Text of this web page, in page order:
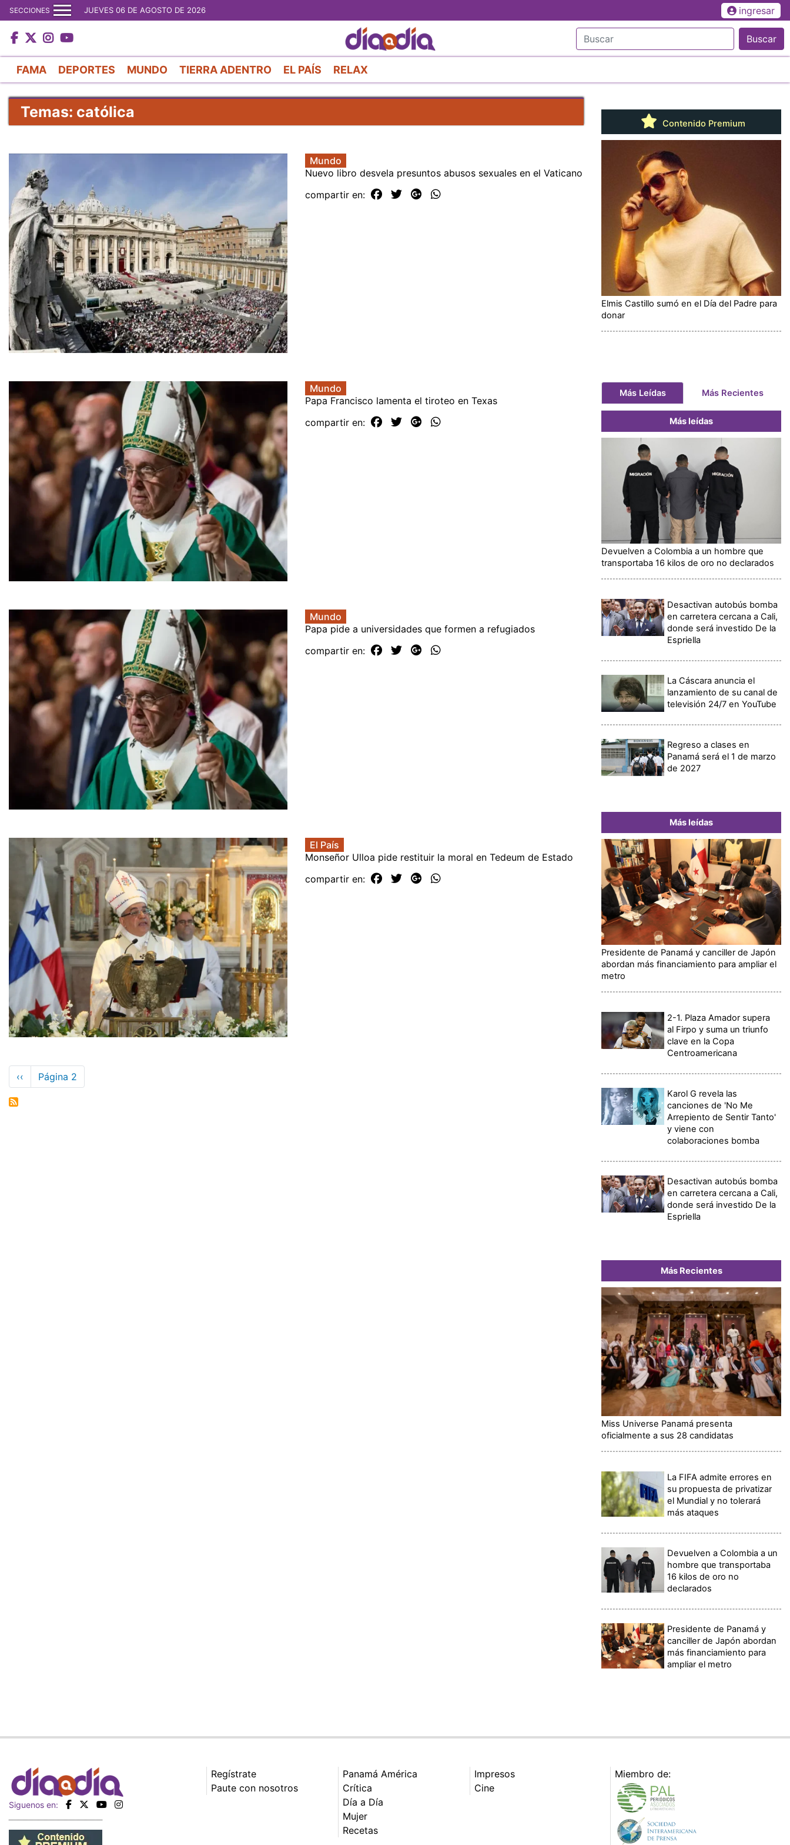
al
contenido
principal
SECCIONES JUEVES 06 DE AGOSTO DE 2026 ingresar
Buscar
FAMA DEPORTES MUNDO TIERRA ADENTRO EL PAÍS RELAX
Temas: católica
Mundo
Nuevo libro desvela presuntos abusos sexuales en el Vaticano
compartir en:
Mundo
Papa Francisco lamenta el tiroteo en Texas
compartir en:
Mundo
Papa pide a universidades que formen a refugiados
compartir en:
El País
Monseñor Ulloa pide restituir la moral en Tedeum de Estado
compartir en:
Paginación
Página
anterior
‹‹ Página 2
Contenido Premium
Elmis Castillo sumó en el Día del Padre para
donar
Más Leídas Más Recientes
Más leídas
Devuelven a Colombia a un hombre que
transportaba 16 kilos de oro no declarados
Desactivan autobús bomba
en carretera cercana a Cali,
donde será investido De la
Espriella
La Cáscara anuncia el
lanzamiento de su canal de
televisión 24/7 en YouTube
Regreso a clases en
Panamá será el 1 de marzo
de 2027
Más leídas
Presidente de Panamá y canciller de Japón
abordan más financiamiento para ampliar el
metro
2-1. Plaza Amador supera
al Firpo y suma un triunfo
clave en la Copa
Centroamericana
Karol G revela las
canciones de 'No Me
Arrepiento de Sentir Tanto'
y viene con
colaboraciones bomba
Desactivan autobús bomba
en carretera cercana a Cali,
donde será investido De la
Espriella
Más Recientes
Miss Universe Panamá presenta
oficialmente a sus 28 candidatas
La FIFA admite errores en
su propuesta de privatizar
el Mundial y no tolerará
más ataques
Devuelven a Colombia a un
hombre que transportaba
16 kilos de oro no
declarados
Presidente de Panamá y
canciller de Japón abordan
más financiamiento para
ampliar el metro
Siguenos en:
Regístrate
Paute con nosotros
Panamá América
Crítica
Día a Día
Mujer
Recetas
Impresos
Cine
Miembro de: